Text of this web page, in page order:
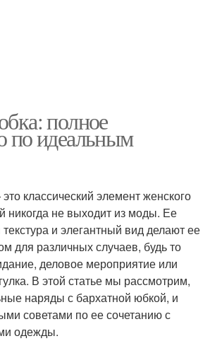
полное
по идеальным
классический элемент женского
никогда не выходит из моды. Ее
и элегантный вид делают ее
для различных случаев, будь то
деловое мероприятие или
В этой статье мы рассмотрим,
наряды с бархатной юбкой, и
советами по ее сочетанию с
одежды.